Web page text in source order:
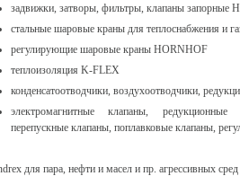
задвижки, затворы, фильтры, клапаны
стальные шаровые краны для теплоснабжения и
регулирующие шаровые краны HORNHOF
теплоизоляция K-FLEX
конденсатоотводчики, воздухоотводчики,
электромагнитные клапаны, редукционные
перепускные клапаны, поплавковые клапаны,
для пара, нефти и масел и пр. агрессивных сред